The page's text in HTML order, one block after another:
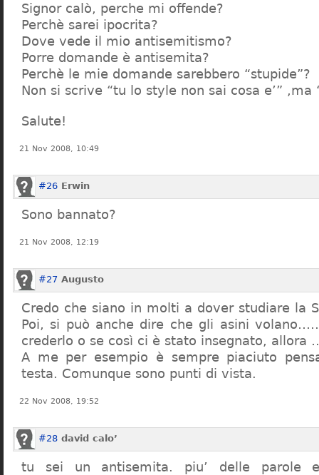
Signor calò, perche mi offende?
Perchè sarei ipocrita?
Dove vede il mio antisemitismo?
Porre domande è antisemita?
Perchè le mie domande sarebbero “stupide”?
Non si scrive “tu lo style non sai cosa e’” ,ma
Salute!
21 Nov 2008, 10:49
#26 Erwin
Sono bannato?
21 Nov 2008, 12:19
#27 Augusto
Credo che siano in molti a dover studiare la
Poi, si può anche dire che gli asini
crederlo o se così ci è stato insegnato,
A me per esempio è sempre piaciuto
testa. Comunque sono punti di vista.
22 Nov 2008, 19:52
#28 david calo’
tu sei un antisemita. piu’ delle parole